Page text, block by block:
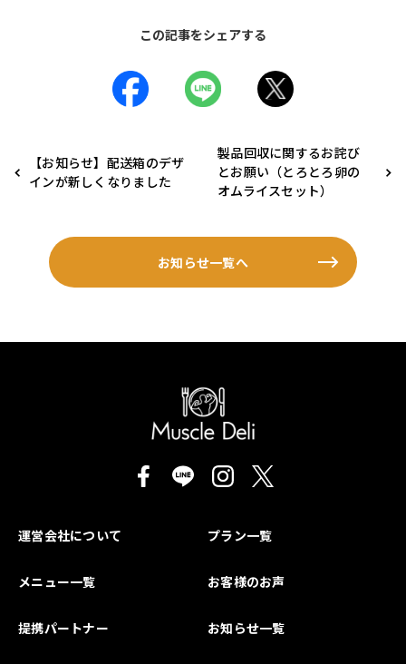
この記事をシェアする
【お知らせ】配送箱のデザ
インが新しくなりました
製品回収に関するお詫び
とお願い（とろとろ卵の
オムライスセット）
お知らせ一覧へ
運営会社について プラン一覧
メニュー一覧 お客様のお声
提携パートナー お知らせ一覧